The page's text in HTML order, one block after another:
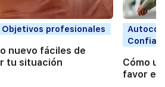
Objetivos profesionales
nuevo fáciles de
tu situación
Cómo
favor en